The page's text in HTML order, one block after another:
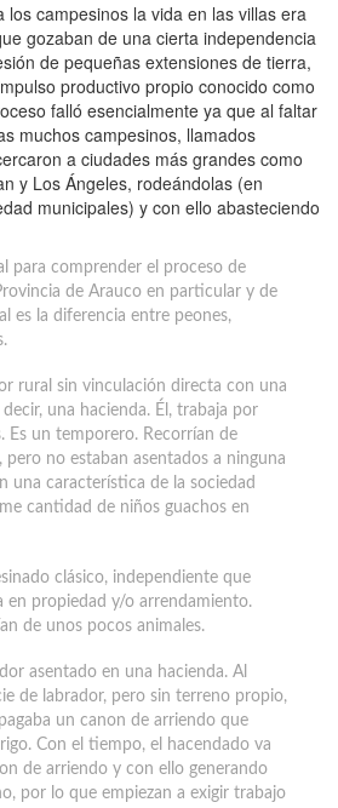
los campesinos la vida en las villas era
gozaban de una cierta independencia
de pequeñas extensiones de tierra,
productivo propio conocido como
falló esencialmente ya que al faltar
muchos campesinos, llamados
a ciudades más grandes como
y Los Ángeles, rodeándolas (en
municipales) y con ello abasteciendo
para comprender el proceso de
de Arauco en particular y de
es la diferencia entre peones,
rural sin vinculación directa con una
una hacienda. Él, trabaja por
Es un temporero. Recorrían de
pero no estaban asentados a ninguna
una característica de la sociedad
cantidad de niños guachos en
clásico, independiente que
en propiedad y/o arrendamiento.
de unos pocos animales.
asentado en una hacienda. Al
de labrador, pero sin terreno propio,
un canon de arriendo que
Con el tiempo, el hacendado va
de arriendo y con ello generando
por lo que empiezan a exigir trabajo